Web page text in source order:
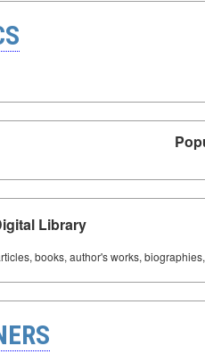
Library
books, author's works,